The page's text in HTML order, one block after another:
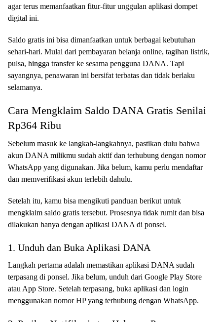
agar terus memanfaatkan fitur-fitur unggulan aplikasi dompet
digital ini.
Saldo gratis ini bisa dimanfaatkan untuk berbagai kebutuhan
sehari-hari. Mulai dari pembayaran belanja online, tagihan listrik,
pulsa, hingga transfer ke sesama pengguna DANA. Tapi
sayangnya, penawaran ini bersifat terbatas dan tidak berlaku
selamanya.
Cara Mengklaim Saldo DANA Gratis Senilai
Rp364 Ribu
Sebelum masuk ke langkah-langkahnya, pastikan dulu bahwa
akun DANA milikmu sudah aktif dan terhubung dengan nomor
WhatsApp yang digunakan. Jika belum, kamu perlu mendaftar
dan memverifikasi akun terlebih dahulu.
Setelah itu, kamu bisa mengikuti panduan berikut untuk
mengklaim saldo gratis tersebut. Prosesnya tidak rumit dan bisa
dilakukan hanya dengan aplikasi DANA di ponsel.
1. Unduh dan Buka Aplikasi DANA
Langkah pertama adalah memastikan aplikasi DANA sudah
terpasang di ponsel. Jika belum, unduh dari Google Play Store
atau App Store. Setelah terpasang, buka aplikasi dan login
menggunakan nomor HP yang terhubung dengan WhatsApp.